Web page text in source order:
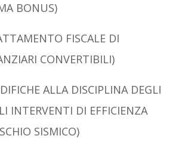
BONUS)
FISCALE DI
CONVERTIBILI)
ALLA DISCIPLINA DEGLI
INTERVENTI DI EFFICIENZA
SISMICO)